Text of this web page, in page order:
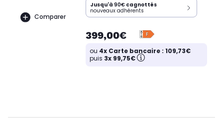
Comparer
Jusqu'à 90€ cagnottés
nouveaux adhérents
399,00€
ou 4x Carte bancaire : 109,73€
puis 3x 99,75€